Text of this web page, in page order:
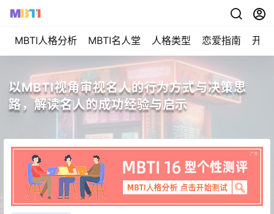
MBTI人格分析 MBTI名人堂 人格类型 恋爱指南 开始
以MBTI视角审视名人的行为方式与决策思
路，解读名人的成功经验与启示